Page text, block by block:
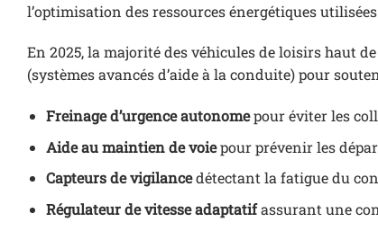
l’optimisation des ressources énergétiques
En 2025, la majorité des véhicules de loisirs haut
(systèmes avancés d’aide à la conduite) pour
Freinage d’urgence autonomepour éviter les
Aide au maintien de voiepour prévenir les
Capteurs de vigilancedétectant la fatigue du
Régulateur de vitesse adaptatifassurant une